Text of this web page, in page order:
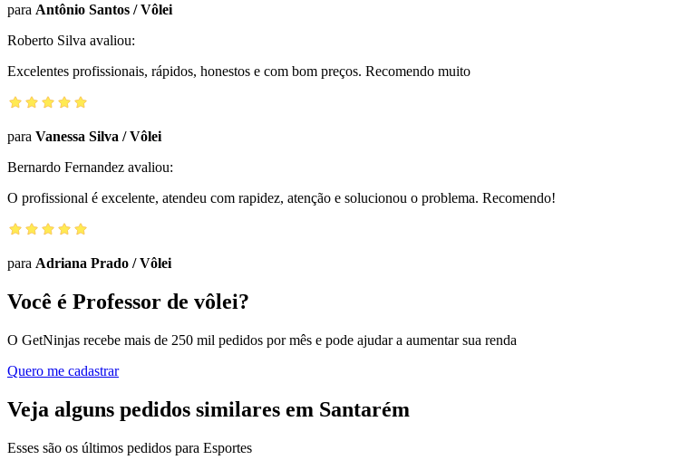
para Antônio Santos /Vôlei
Roberto Silva avaliou:
Excelentes profissionais, rápidos, honestos e com bom preços. Recomendo muito
para Vanessa Silva /Vôlei
Bernardo Fernandez avaliou:
O profissional é excelente, atendeu com rapidez, atenção e solucionou o problema. Recomendo!
para Adriana Prado /Vôlei
Você é Professor de vôlei?
O GetNinjas recebe mais de 250 mil pedidos por mês e pode ajudar a aumentar sua renda
Quero me cadastrar
Veja alguns pedidos similares em Santarém
Esses são os últimos pedidos para Esportes